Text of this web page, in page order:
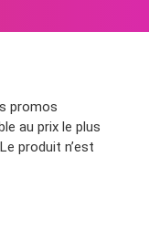
promos
au prix le plus
produit n’est